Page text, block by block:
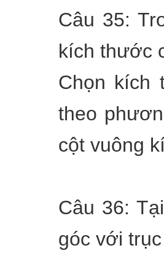
Câu 35:
kích thước
Chọn kích
theo
cột vuông
Câu 36:
góc với